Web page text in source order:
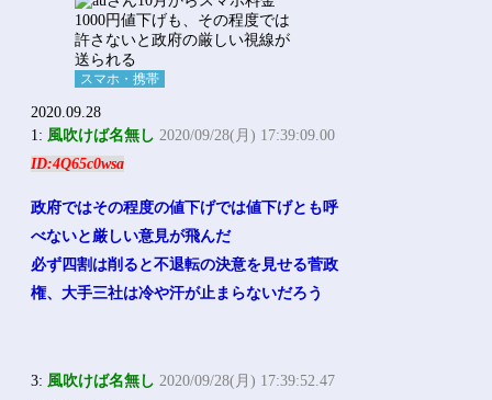
スマホ・携帯
2020.09.28
1: 風吹けば名無し 2020/09/28(月) 17:39:09.00
ID:4Q65c0wsa
政府ではその程度の値下げでは値下げとも呼
べないと厳しい意見が飛んだ
必ず四割は削ると不退転の決意を見せる菅政
権、大手三社は冷や汗が止まらないだろう
3: 風吹けば名無し 2020/09/28(月) 17:39:52.47